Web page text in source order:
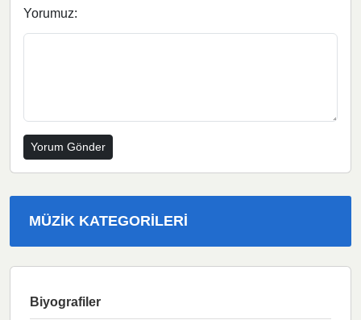
Yorumuz:
MÜZIK KATEGORILERI
Biyografiler